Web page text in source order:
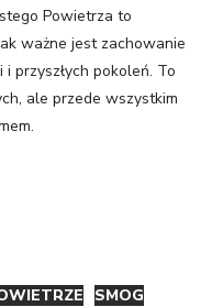
Powietrza to
ważne jest zachowanie
przyszłych pokoleń. To
ale przede wszystkim
SMOG